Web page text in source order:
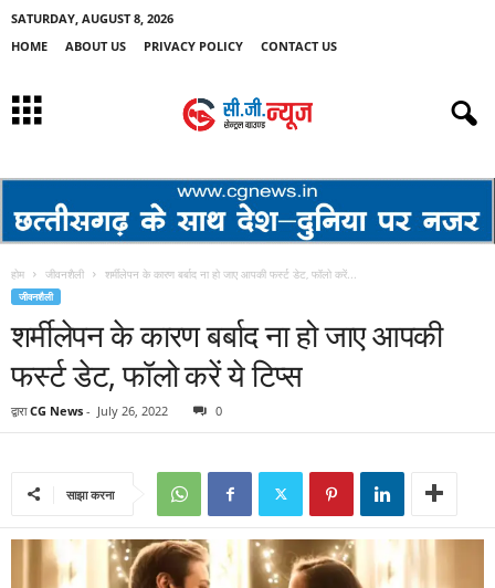
SATURDAY, AUGUST 8, 2026
HOME
ABOUT US PRIVACY POLICY CONTACT US
होम जीवनशैली शर्मीलेपन के कारण बर्बाद ना हो जाए आपकी फर्स्ट डेट, फॉलो करें...
जीवनशैली
शर्मीलेपन के कारण बर्बाद ना हो जाए आपकी
फर्स्ट डेट, फॉलो करें ये टिप्स
द्वारा CG News - July 26, 2022 0
साझा करना